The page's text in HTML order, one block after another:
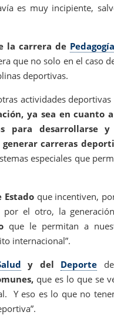
es muy incipiente,
la carrera de
que no solo en el caso
deportivas.
actividades deportivas
ya sea en cuanto
para desarrollarse y
carreras
especiales que
Estado que incentiven,
por el otro, la
que le permitan a
internacional”.
y del Deporte
que es lo que se
Y eso es lo que no